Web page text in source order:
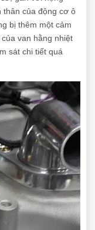
thân của động cơ ô
bị thêm một cảm
van hằng nhiệt
sát chi tiết quá